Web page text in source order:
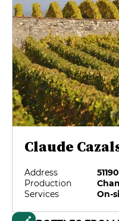
Claude
Address
Production
Services
On-